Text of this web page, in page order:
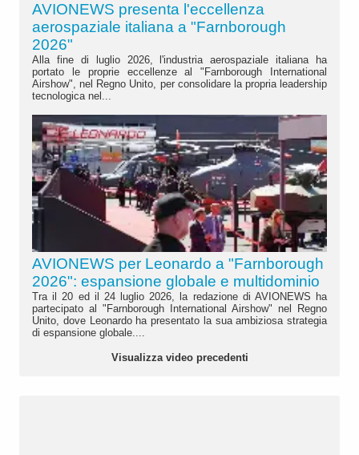
AVIONEWS presenta l'eccellenza
aerospaziale italiana a "Farnborough
2026"
Alla fine di luglio 2026, l'industria aerospaziale italiana ha
portato le proprie eccellenze al "Farnborough International
Airshow", nel Regno Unito, per consolidare la propria leadership
tecnologica nel...
AVIONEWS per Leonardo a "Farnborough
2026": espansione globale e multidominio
Tra il 20 ed il 24 luglio 2026, la redazione di AVIONEWS ha
partecipato al "Farnborough International Airshow" nel Regno
Unito, dove Leonardo ha presentato la sua ambiziosa strategia
di espansione globale....
Visualizza video precedenti